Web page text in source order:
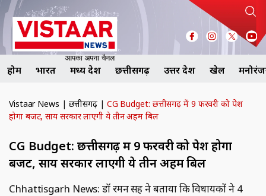
होम भारत मध्य प्रदेश छत्तीसगढ़ उत्तर प्रदेश खेल
Vistaar News | छत्तीसगढ़ | CG Budget: छत्तीसगढ़ में 9 फरवरी को पेश
होगा बजट, साय सरकार लाएगी ये तीन अहम बिल
CG Budget: छत्तीसगढ़ में 9 फरवरी को पेश होगा
बजट, साय सरकार लाएगी ये तीन अहम बिल
Chhattisgarh News: डॉ रमन सिंह ने बताया कि विधायकों ने 4